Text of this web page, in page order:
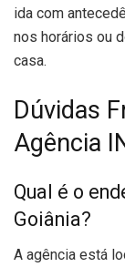
ida com
nos horários ou
casa.
Dúvidas
Agência
Qual é o
Goiânia?
A agência está